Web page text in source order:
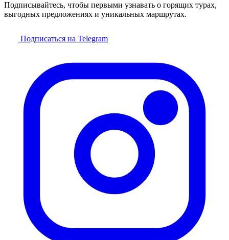
Подписывайтесь, чтобы первыми узнавать о горящих турах,
выгодных предложениях и уникальных маршрутах.
Подписаться на Telegram